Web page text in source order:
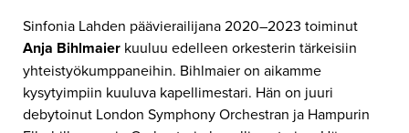
Sinfonia Lahden päävierailijana 2020–2023 toiminut
Anja Bihlmaier kuuluu edelleen orkesterin tärkeisiin
yhteistyökumppaneihin. Bihlmaier on aikamme
kysytyimpiin kuuluva kapellimestari. Hän on juuri
debytoinut London Symphony Orchestran ja Hampurin